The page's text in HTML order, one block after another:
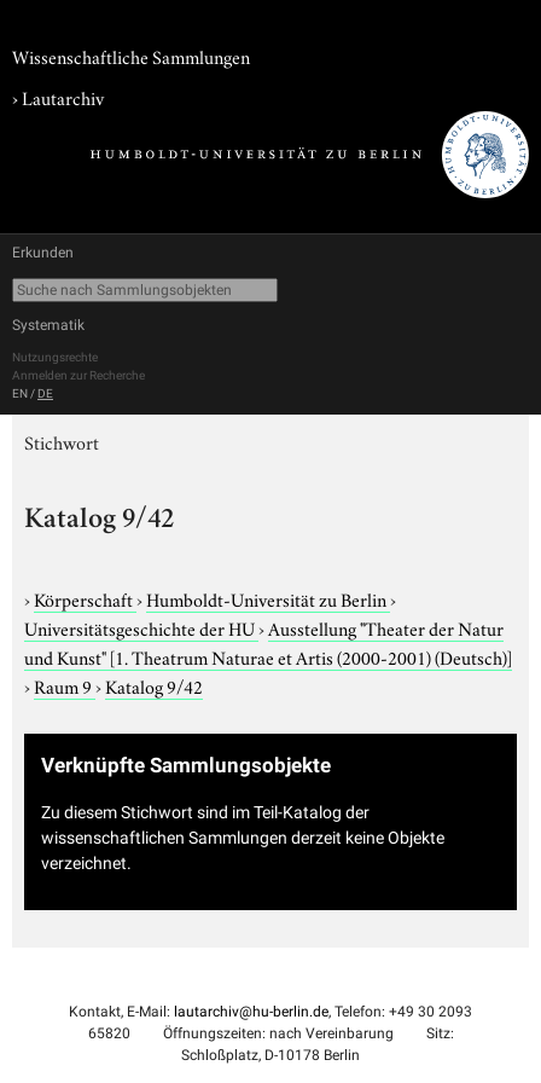
Wissenschaftliche Sammlungen
›Lautarchiv
Erkunden
Systematik
Nutzungsrechte
Anmelden zur Recherche
EN / DE
Stichwort
Katalog 9/42
›Körperschaft›Humboldt-Universität zu Berlin›
Universitätsgeschichte der HU›Ausstellung "Theater der Natur
und Kunst"[1. Theatrum Naturae et Artis (2000-2001) (Deutsch)]
›Raum 9›Katalog 9/42
Verknüpfte Sammlungsobjekte
Zu diesem Stichwort sind im Teil-Katalog der
wissenschaftlichen Sammlungen derzeit keine Objekte
verzeichnet.
Kontakt, E-Mail: lautarchiv@hu-berlin.de, Telefon: +49 30 2093
65820
Öffnungszeiten: nach Vereinbarung
Sitz:
Schloßplatz, D-10178 Berlin